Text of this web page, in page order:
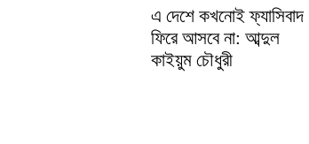
এ দেশে কখনোই ফ্যাসিবাদ
ফিরে আসবে না: আব্দুল
কাইয়ুম চৌধুরী